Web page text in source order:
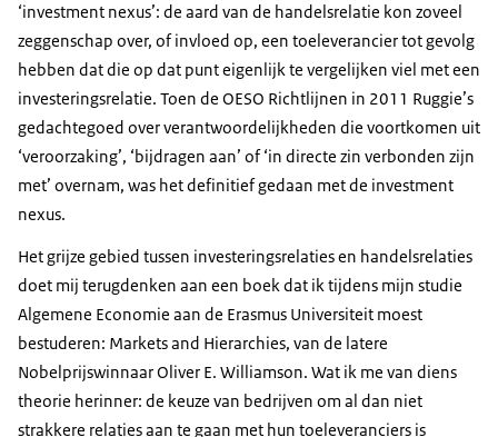
‘investment nexus’: de aard van de handelsrelatie kon zoveel
zeggenschap over, of invloed op, een toeleverancier tot gevolg
hebben dat die op dat punt eigenlijk te vergelijken viel met een
investeringsrelatie. Toen de OESO Richtlijnen in 2011 Ruggie’s
gedachtegoed over verantwoordelijkheden die voortkomen uit
‘veroorzaking’, ‘bijdragen aan’ of ‘in directe zin verbonden zijn
met’ overnam, was het definitief gedaan met de investment
nexus.
Het grijze gebied tussen investeringsrelaties en handelsrelaties
doet mij terugdenken aan een boek dat ik tijdens mijn studie
Algemene Economie aan de Erasmus Universiteit moest
bestuderen: Markets and Hierarchies, van de latere
Nobelprijswinnaar Oliver E. Williamson. Wat ik me van diens
theorie herinner: de keuze van bedrijven om al dan niet
strakkere relaties aan te gaan met hun toeleveranciers is